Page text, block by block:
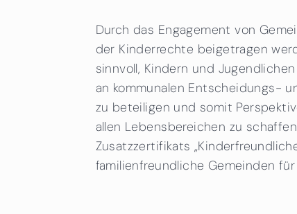
Durch das Engagement von
der Kinderrechte beigetragen
sinnvoll, Kindern und
an kommunalen Entscheidungs-
zu beteiligen und somit
allen Lebensbereichen zu
Zusatzzertifikats
familienfreundliche Gemeinden